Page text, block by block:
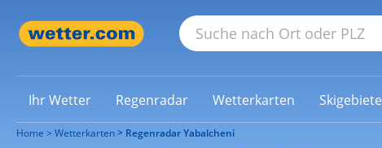
Ihr Wetter Regenradar Wetterkarten Skigebiete
Home Wetterkarten Regenradar Yabalcheni